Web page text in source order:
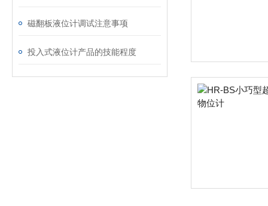
磁翻板液位计调试注意事项
投入式液位计产品的技能程度